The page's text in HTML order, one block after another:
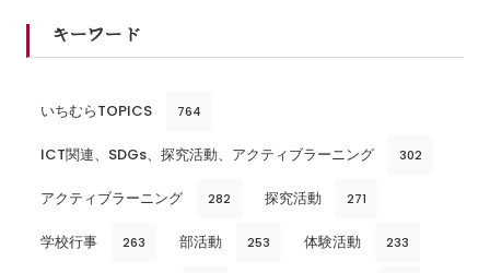
キーワード
いちむらTOPICS 764
ICT関連、SDGs、探究活動、アクティブラーニング 302
アクティブラーニング 282 探究活動 271
学校行事 263 部活動 253 体験活動 233